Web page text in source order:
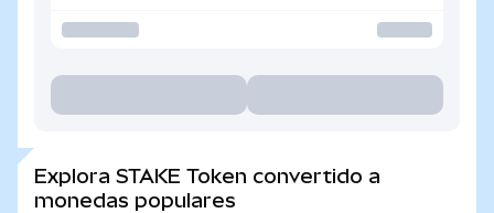
Explora STAKE Token convertido a
monedas populares